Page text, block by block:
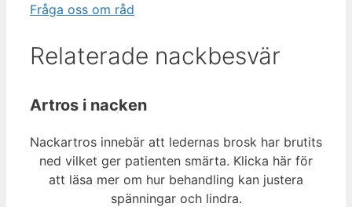
Fråga oss om råd
Relaterade nackbesvär
Artros i nacken
Nackartros innebär att ledernas brosk har brutits
ned vilket ger patienten smärta. Klicka här för
att läsa mer om hur behandling kan justera
spänningar och lindra.